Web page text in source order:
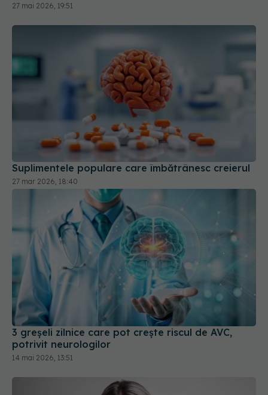
Suplimentele populare care îmbătrânesc creierul
3 greșeli zilnice care pot crește riscul de AVC,
potrivit neurologilor
14 mai 2026, 13:51